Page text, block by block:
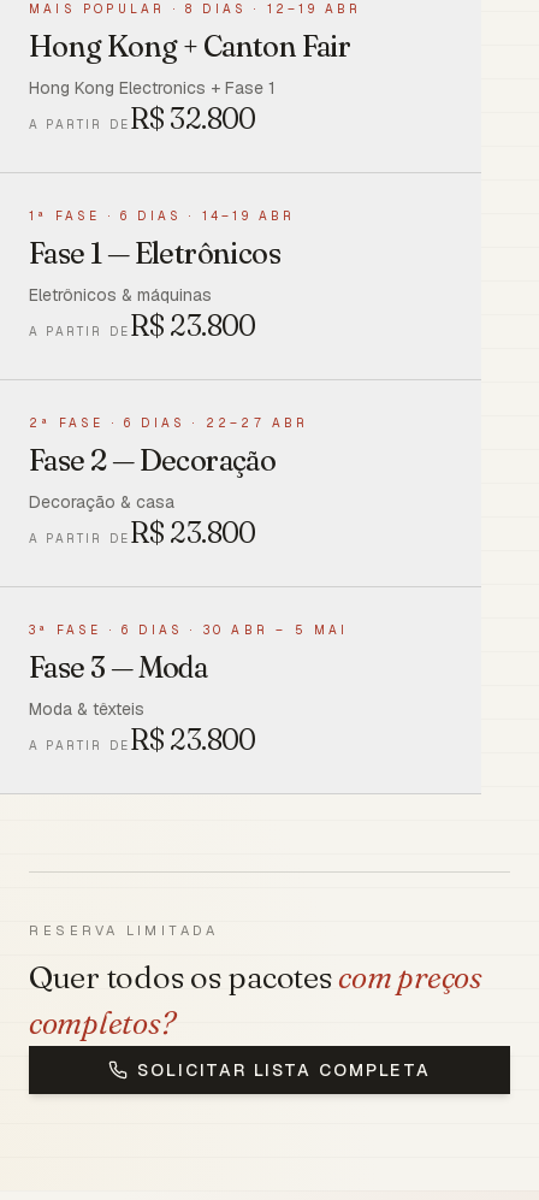
MAIS POPULAR · 8 DIAS · 12–19 ABR
Hong Kong + Canton Fair
Hong Kong Electronics + Fase 1
A PARTIR DE R$ 32.800
1ª FASE · 6 DIAS · 14–19 ABR
Fase 1 — Eletrônicos
Eletrônicos & máquinas
A PARTIR DE R$ 23.800
2ª FASE · 6 DIAS · 22–27 ABR
Fase 2 — Decoração
Decoração & casa
A PARTIR DE R$ 23.800
3ª FASE · 6 DIAS · 30 ABR – 5 MAI
Fase 3 — Moda
Moda & têxteis
A PARTIR DE R$ 23.800
RESERVA LIMITADA
Quer todos os pacotescom preços
completos?
SOLICITAR LISTA COMPLETA